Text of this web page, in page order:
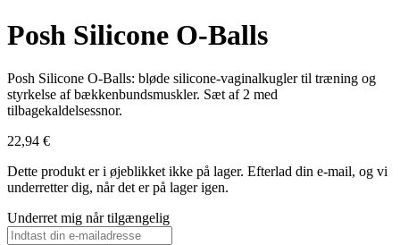
Posh Silicone O-Balls
Posh Silicone O-Balls: bløde silicone-vaginalkugler til træning og
styrkelse af bækkenbundsmuskler. Sæt af 2 med
tilbagekaldelsessnor.
22,94 €
Dette produkt er i øjeblikket ikke på lager. Efterlad din e-mail, og vi
underretter dig, når det er på lager igen.
Underret mig når tilgængelig